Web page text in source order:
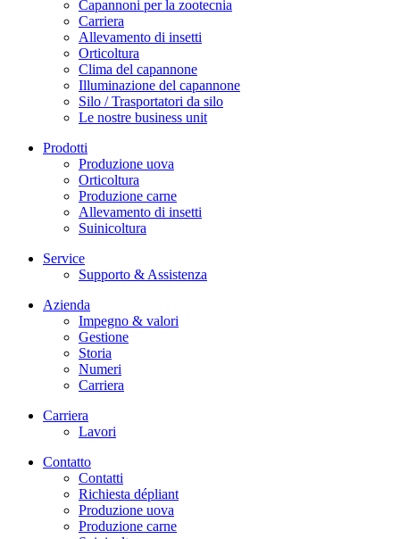
Capannoni per la zootecnia
Carriera
Allevamento di insetti
Orticoltura
Clima del capannone
Illuminazione del capannone
Silo / Trasportatori da silo
Le nostre business unit
Prodotti
Produzione uova
Orticoltura
Produzione carne
Allevamento di insetti
Suinicoltura
Service
Supporto & Assistenza
Azienda
Impegno & valori
Gestione
Storia
Numeri
Carriera
Carriera
Lavori
Contatto
Contatti
Richiesta dépliant
Produzione uova
Produzione carne